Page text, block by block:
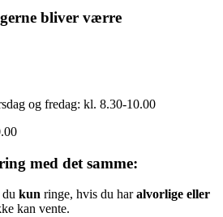
bliver værre
og fredag: kl. 8.30-10.00
med det samme:
kun ringe, hvis du haralvorlige eller
kan vente.